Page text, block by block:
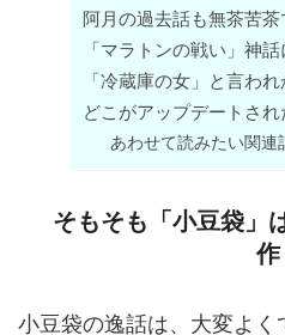
阿月の過去話も無茶苦
「マラトンの戦い」神
「冷蔵庫の女」と言わ
どこがアップデートされ
あわせて読みたい関連
そもそも「小豆袋」
作
小豆袋の逸話は、大変よく